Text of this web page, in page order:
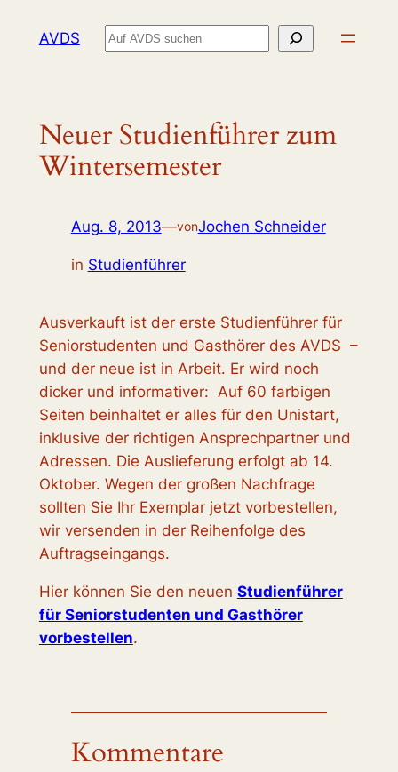
InhaltAVDS Suchen
Neuer Studienführer zum
Wintersemester
Aug. 8, 2013—vonJochen Schneider
in Studienführer
Ausverkauft ist der erste Studienführer für
Seniorstudenten und Gasthörer des AVDS –
und der neue ist in Arbeit. Er wird noch
dicker und informativer: Auf 60 farbigen
Seiten beinhaltet er alles für den Unistart,
inklusive der richtigen Ansprechpartner und
Adressen. Die Auslieferung erfolgt ab 14.
Oktober. Wegen der großen Nachfrage
sollten Sie Ihr Exemplar jetzt vorbestellen,
wir versenden in der Reihenfolge des
Auftragseingangs.
Hier können Sie den neuen Studienführer
für Seniorstudenten und Gasthörer
vorbestellen.
Kommentare